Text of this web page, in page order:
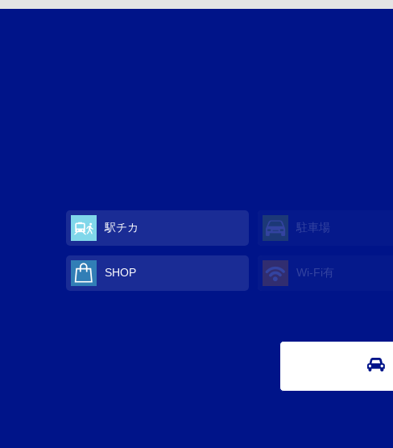
駅チカ 駐車場
SHOP Wi-Fi有